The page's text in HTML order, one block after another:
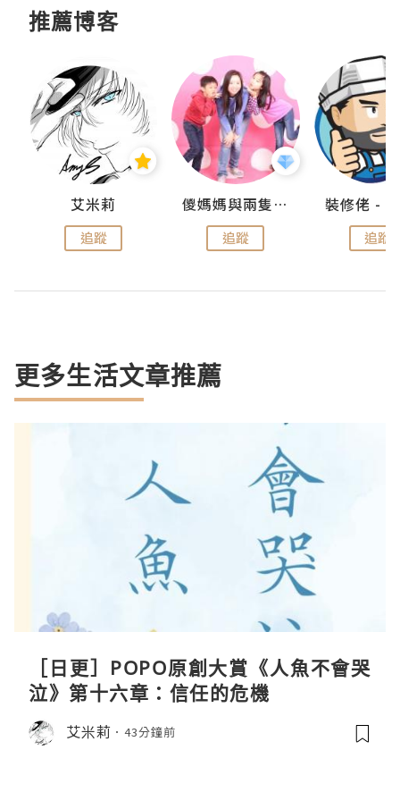
推薦博客
艾米莉
追蹤
儍媽媽與兩隻小魔怪之家
追蹤 追蹤
更多生活文章推薦
［日更］POPO原創大賞《人魚不會哭
泣》第十六章：信任的危機
艾米莉 43分鐘前